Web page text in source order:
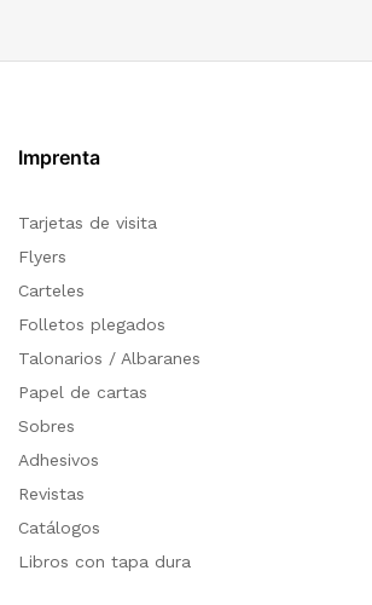
Imprenta
Tarjetas de visita
Flyers
Carteles
Folletos plegados
Talonarios / Albaranes
Papel de cartas
Sobres
Adhesivos
Revistas
Catálogos
Libros con tapa dura